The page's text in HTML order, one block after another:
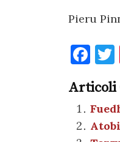
Pieru
F
a
c
e
b
w
Articoli